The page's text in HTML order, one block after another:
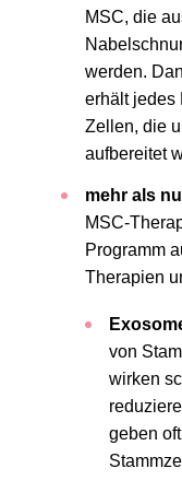
MSC, die
werden.
erhält jedes
Zellen, die
aufbereitet
mehr als
MSC-
Programm
Therapien
von
wirken
geben